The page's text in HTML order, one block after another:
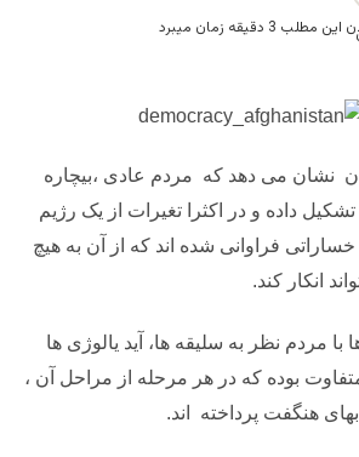
3 دقیقه زمان میبرد
نشان می دهد که مردم عادی ،بیچاره
داده و در اکثرا تغیرات از یک رژیم
فراوانی شده اند که از آن به هیچ
انکار کند.
با مردم نظر به سلیقه ها، آید یالوژی ها
بوده که در هر مرحله از مراحل آن ،
هنگفت پرداخته اند.